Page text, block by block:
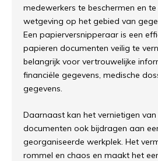
medewerkers te beschermen en
wetgeving op het gebied van
Een papierversnipperaar is een
papieren documenten veilig te
belangrijk voor vertrouwelijke
financiële gegevens, medische
gegevens.
Daarnaast kan het vernietigen
documenten ook bijdragen aan
georganiseerde werkplek. Het
rommel en chaos en maakt het